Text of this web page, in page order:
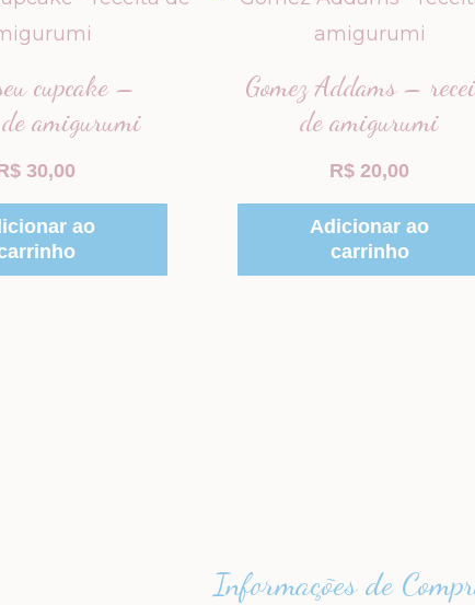
cupcake –
amigurumi
30,00
ao
Gomez Addams –
de amigurumi
R$ 20,00
Adicionar ao
carrinho
Informações de